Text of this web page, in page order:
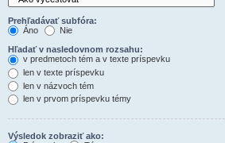
Prehľadávať subfóra:
Áno
Nie
Hľadať v nasledovnom rozsahu:
v predmetoch tém a v texte príspevku
len v texte príspevku
len v názvoch tém
len v prvom príspevku témy
Výsledok zobraziť ako: